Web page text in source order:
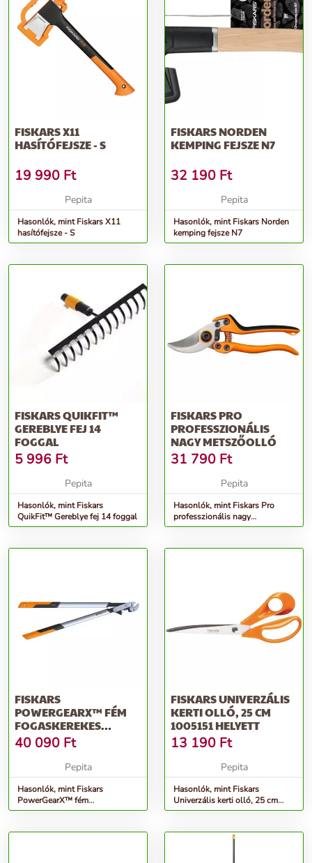
FISKARS X11
HASÍTÓFEJSZE - S
19 990 Ft
Pepita
Hasonlók, mint Fiskars X11
hasítófejsze - S
FISKARS NORDEN
KEMPING FEJSZE N7
32 190 Ft
Pepita
Hasonlók, mint Fiskars Norden
kemping fejsze N7
FISKARS QUIKFIT™
GEREBLYE FEJ 14
FOGGAL
5 996 Ft
Pepita
Hasonlók, mint Fiskars
QuikFit™ Gereblye fej 14 foggal
FISKARS PRO
PROFESSZIONÁLIS
NAGY METSZŐOLLÓ
31 790 Ft
Pepita
Hasonlók, mint Fiskars Pro
professzionális nagy
Metszőolló
FISKARS
POWERGEARX™ FÉM
FOGASKEREKES
ÁGVÁGÓ (L)
40 090 Ft
Pepita
Hasonlók, mint Fiskars
PowerGearX™ fém
fogaskerekes Ágvágó (L)
FISKARS UNIVERZÁLIS
KERTI OLLÓ, 25 CM
1005151 HELYETT
13 190 Ft
Pepita
Hasonlók, mint Fiskars
Univerzális kerti olló, 25 cm
1005151 helyett